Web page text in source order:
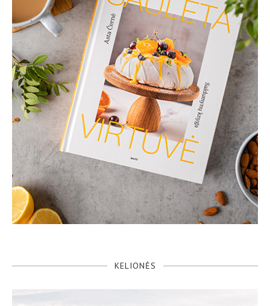
KELIONĖS